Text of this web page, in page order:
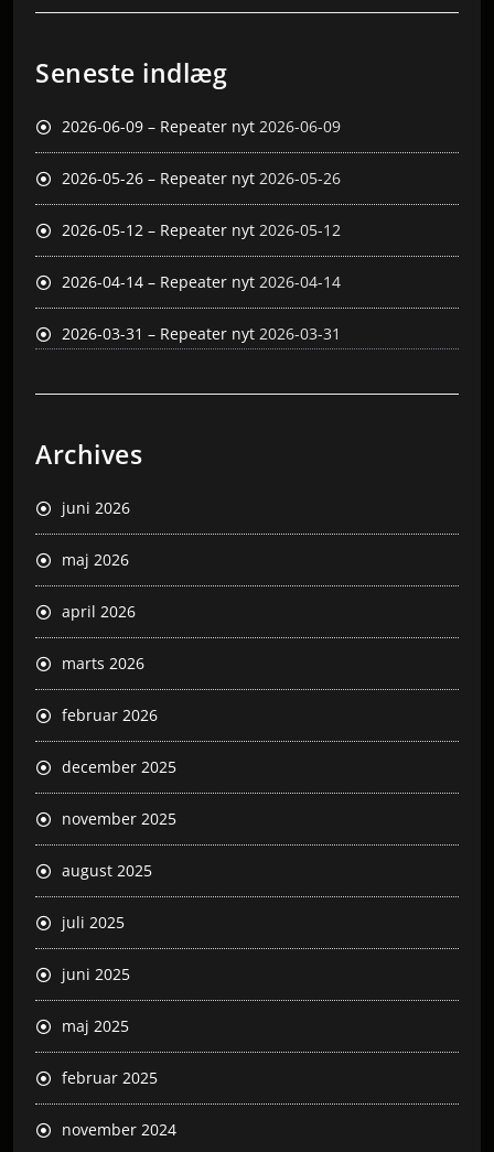
Seneste indlæg
2026-06-09 – Repeater nyt 2026-06-09
2026-05-26 – Repeater nyt 2026-05-26
2026-05-12 – Repeater nyt 2026-05-12
2026-04-14 – Repeater nyt 2026-04-14
2026-03-31 – Repeater nyt 2026-03-31
Archives
juni 2026
maj 2026
april 2026
marts 2026
februar 2026
december 2025
november 2025
august 2025
juli 2025
juni 2025
maj 2025
februar 2025
november 2024